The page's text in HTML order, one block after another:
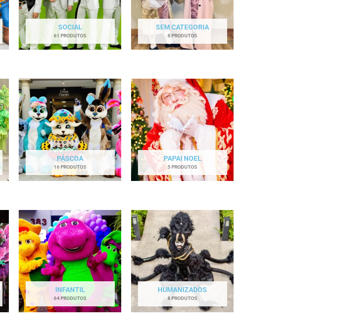
SOCIAL
61 PRODUTOS
SEM CATEGORIA
8 PRODUTOS
PÁSCOA
16 PRODUTOS
PAPAI NOEL
5 PRODUTOS
INFANTIL
64 PRODUTOS
HUMANIZADOS
8 PRODUTOS